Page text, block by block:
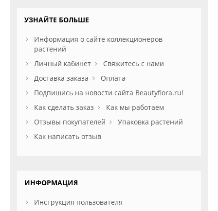
УЗНАЙТЕ БОЛЬШЕ
Информация о сайте коллекционеров
растений
Личный кабинет
Свяжитесь с нами
Доставка заказа
Оплата
Подпишись на новости сайта Beautyflora.ru!
Как сделать заказ
Как мы работаем
Отзывы покупателей
Упаковка растений
Как написать отзыв
ИНФОРМАЦИЯ
Инструкция пользователя